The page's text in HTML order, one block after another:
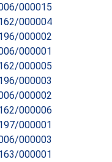
000015
000004
000002
000001
000005
000003
000002
000006
000001
000003
000001